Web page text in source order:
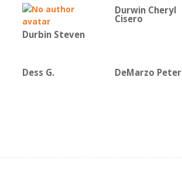
Durbin Steven
Durwin Cheryl
Cisero
Dess G. DeMarzo Peter